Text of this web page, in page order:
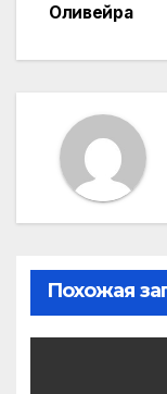
Оливейра
Похожая